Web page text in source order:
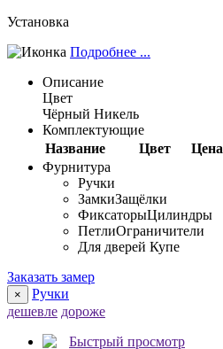
Установка
Подробнее ...
Описание
Цвет
Чёрный Никель
Комплектующие
Название
Цвет Цена
Фурнитура
Ручки
ЗамкиЗащёлки
ФиксаторыЦилиндры
ПетлиОграничители
Для дверей Купе
Заказать замер
×
Ручки
дешевле дороже
Быстрый просмотр